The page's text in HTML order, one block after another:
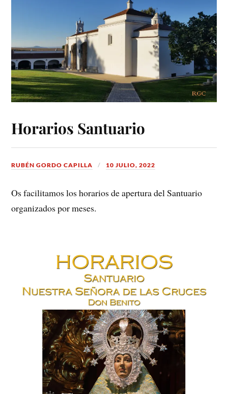
Horarios Santuario
RUBÉN GORDO CAPILLA 10 JULIO, 2022
Os facilitamos los horarios de apertura del Santuario
organizados por meses.